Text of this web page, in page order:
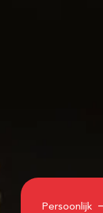
Persoonlijk